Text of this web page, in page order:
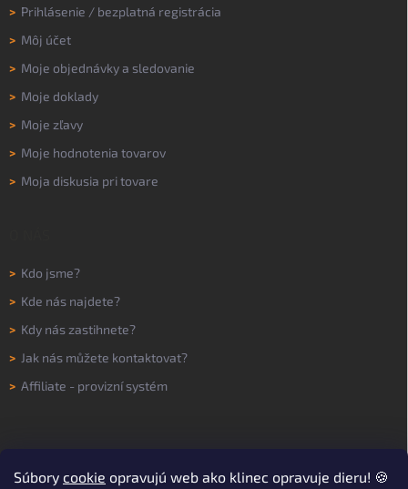
Súbory cookie opravujú web ako klinec opravuje dieru! 🍪
> Prihlásenie / bezplatná registrácia
> Môj účet
> Moje objednávky a sledovanie
> Moje doklady
> Moje zľavy
> Moje hodnotenia tovarov
> Moja diskusia pri tovare
> Kdo jsme?
> Kde nás najdete?
> Kdy nás zastihnete?
> Jak nás můžete kontaktovat?
> Affiliate - provizní systém